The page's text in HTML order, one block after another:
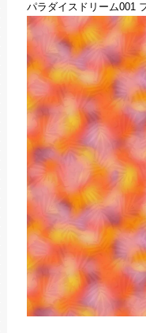
パラダイスドリーム001